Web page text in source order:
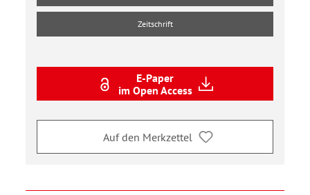
Zeitschrift
E-Paper
im Open Access
Auf den Merkzettel